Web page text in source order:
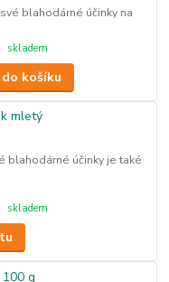
blahodárné účinky na
skladem
košíku
blahodárné účinky je také
skladem